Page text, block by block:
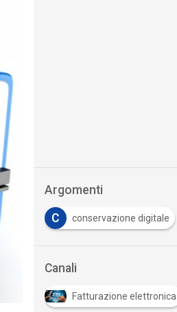
Argomenti
C conservazione digitale
Canali
Fatturazione elettronica